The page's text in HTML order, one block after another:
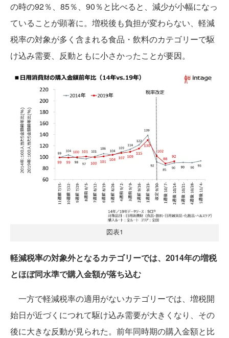
の時の92％、85％、90％と比べると、減少が小幅になっ
ていることが顕著に。増税後も負担が変わらない、軽減
税率の対象が多く含まれる食品・飲料のカテゴリーで駆
け込み需要、反動ともに小さかったことが要因。
図表1
軽減税率の対象外となるカテゴリーでは、2014年の増税
とほぼ同水準で購入金額が落ち込む
一方で軽減税率の適用がないカテゴリーでは、増税開
始日が近づくにつれて駆け込み需要が大きくなり、その
後に大きな反動が見られた。前年同時期の購入金額と比